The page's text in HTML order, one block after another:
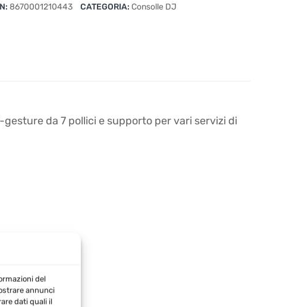
del
annunci
dati quali il
8670001210443 CATEGORIA: Consolle DJ
da 7 pollici e supporto per vari servizi di